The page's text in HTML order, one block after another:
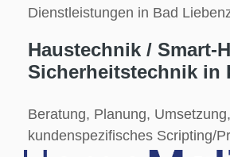
Dienstleistungen in Bad
Haustechnik / Smart-
Sicherheitstechnik in
Beratung, Planung,
kundenspezifisches Scripting/